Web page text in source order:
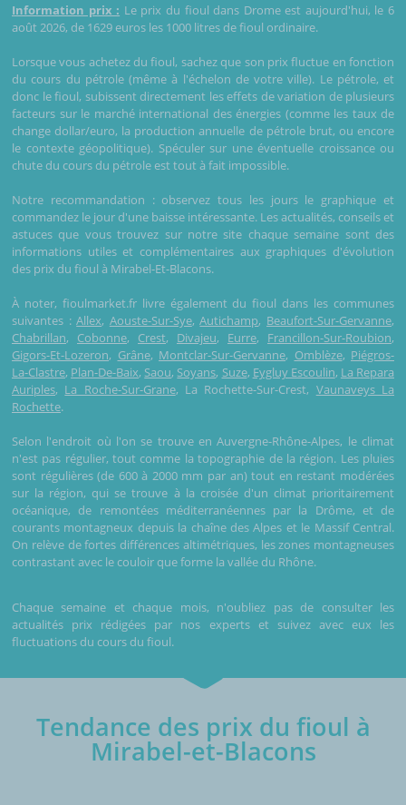
Information prix : Le prix du fioul dans Drome est aujourd'hui, le 6
août 2026, de 1629 euros les 1000 litres de fioul ordinaire.
Lorsque vous achetez du fioul, sachez que son prix fluctue en fonction
du cours du pétrole (même à l'échelon de votre ville). Le pétrole, et
donc le fioul, subissent directement les effets de variation de plusieurs
facteurs sur le marché international des énergies (comme les taux de
change dollar/euro, la production annuelle de pétrole brut, ou encore
le contexte géopolitique). Spéculer sur une éventuelle croissance ou
chute du cours du pétrole est tout à fait impossible.
Notre recommandation : observez tous les jours le graphique et
commandez le jour d'une baisse intéressante. Les actualités, conseils et
astuces que vous trouvez sur notre site chaque semaine sont des
informations utiles et complémentaires aux graphiques d'évolution
des prix du fioul à Mirabel-Et-Blacons.
À noter, fioulmarket.fr livre également du fioul dans les communes
suivantes :Allex, Aouste-Sur-Sye,Autichamp, Beaufort-Sur-Gervanne,
Chabrillan, Cobonne, Crest, Divajeu, Eurre, Francillon-Sur-Roubion,
Gigors-Et-Lozeron, Grâne, Montclar-Sur-Gervanne, Omblèze, Piégros-
La-Clastre, Plan-De-Baix, Saou, Soyans, Suze, Eygluy Escoulin, La Repara
Auriples, La Roche-Sur-Grane, La Rochette-Sur-Crest, Vaunaveys La
Rochette.
Selon l'endroit où l'on se trouve en Auvergne-Rhône-Alpes, le climat
n'est pas régulier, tout comme la topographie de la région. Les pluies
sont régulières (de 600 à 2000 mm par an) tout en restant modérées
sur la région, qui se trouve à la croisée d'un climat prioritairement
océanique, de remontées méditerranéennes par la Drôme, et de
courants montagneux depuis la chaîne des Alpes et le Massif Central.
On relève de fortes différences altimétriques, les zones montagneuses
contrastant avec le couloir que forme la vallée du Rhône.
Chaque semaine et chaque mois, n'oubliez pas de consulter les
actualités prix rédigées par nos experts et suivez avec eux les
fluctuations du cours du fioul.
Tendance des prix du fioul à
Mirabel-et-Blacons